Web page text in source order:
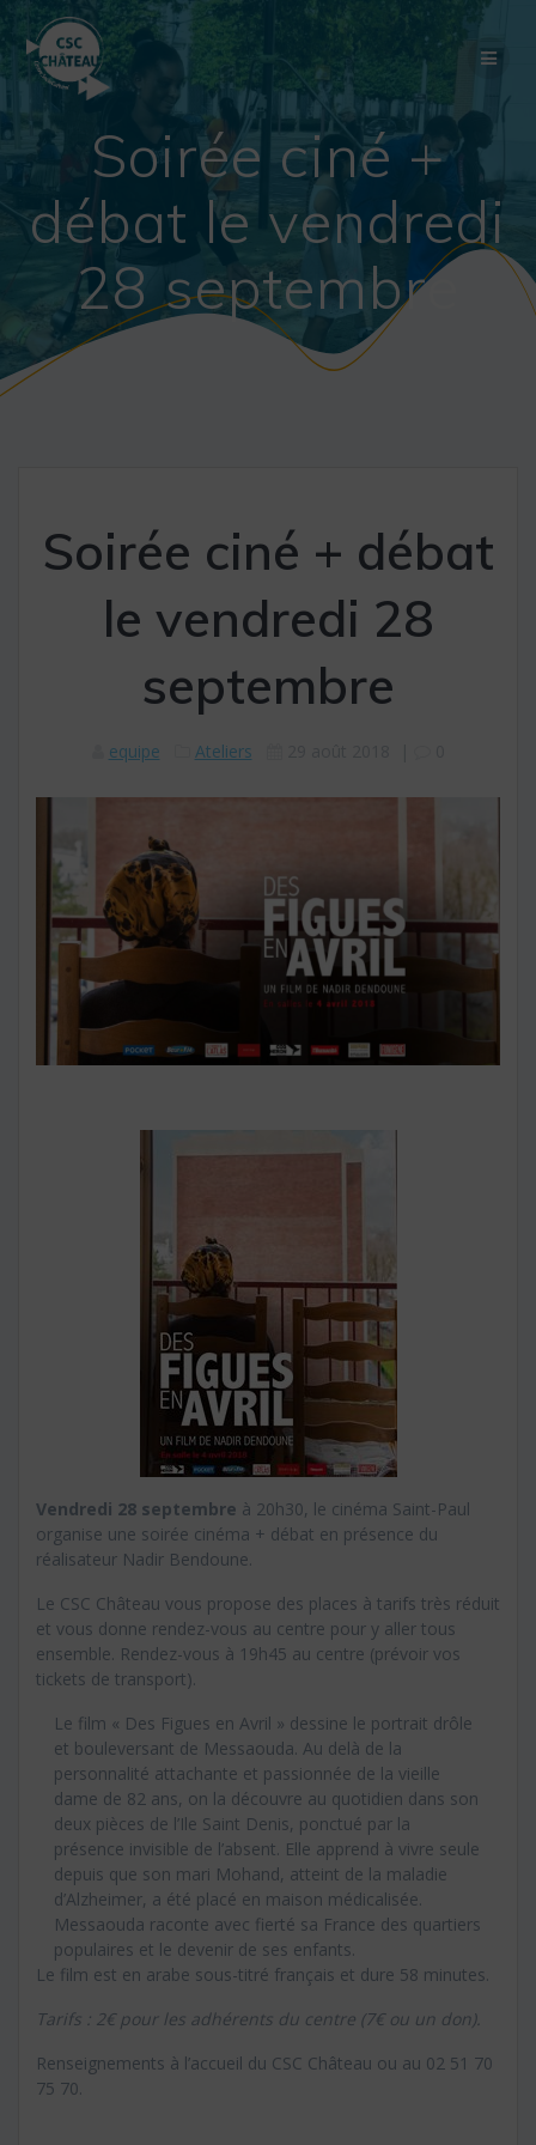
content
Soirée ciné +
débat le vendredi
28 septembre
Soirée ciné + débat
le vendredi 28
septembre
equipe Ateliers
Vendredi 28 septembre à 20h30, le cinéma Saint-Paul
organise une soirée cinéma + débat en présence du
réalisateur Nadir Bendoune.
Le CSC Château vous propose des places à tarifs très réduit
et vous donne rendez-vous au centre pour y aller tous
ensemble. Rendez-vous à 19h45 au centre (prévoir vos
tickets de transport).
Le film « Des Figues en Avril » dessine le portrait drôle
et bouleversant de Messaouda. Au delà de la
personnalité attachante et passionnée de la vieille
dame de 82 ans, on la découvre au quotidien dans son
deux pièces de l’Ile Saint Denis, ponctué par la
présence invisible de l’absent. Elle apprend à vivre seule
depuis que son mari Mohand, atteint de la maladie
d’Alzheimer, a été placé en maison médicalisée.
Messaouda raconte avec fierté sa France des quartiers
populaires et le devenir de ses enfants.
Le film est en arabe sous-titré français et dure 58 minutes.
Tarifs : 2€ pour les adhérents du centre (7€ ou un don).
Renseignements à l’accueil du CSC Château ou au 02 51 70
75 70.